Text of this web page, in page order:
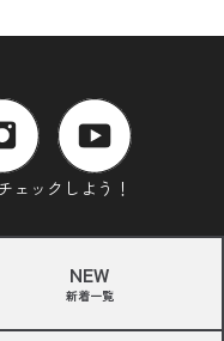
ェックしよう！
NEW
新着一覧